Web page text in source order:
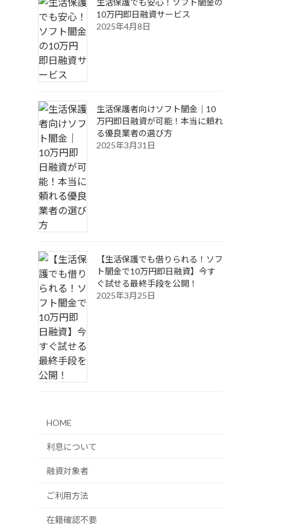
生活保護でも安心！ソフト闇金の
10万円即日融資サービス
2025年4月8日
生活保護者向けソフト闇金｜10
万円即日融資が可能！本当に頼れ
る優良業者の選び方
2025年3月31日
【生活保護でも借りられる！ソフ
ト闇金で10万円即日融資】今す
ぐ試せる最終手段を公開！
2025年3月25日
HOME
利息について
融資対象者
ご利用方法
在籍確認不要